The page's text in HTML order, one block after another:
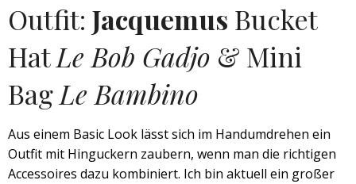
Outfit: Jacquemus Bucket
HatLe Bob Gadjo & Mini
BagLe Bambino
Aus einem Basic Look lässt sich im Handumdrehen ein
Outfit mit Hinguckern zaubern, wenn man die richtigen
Accessoires dazu kombiniert. Ich bin aktuell ein großer